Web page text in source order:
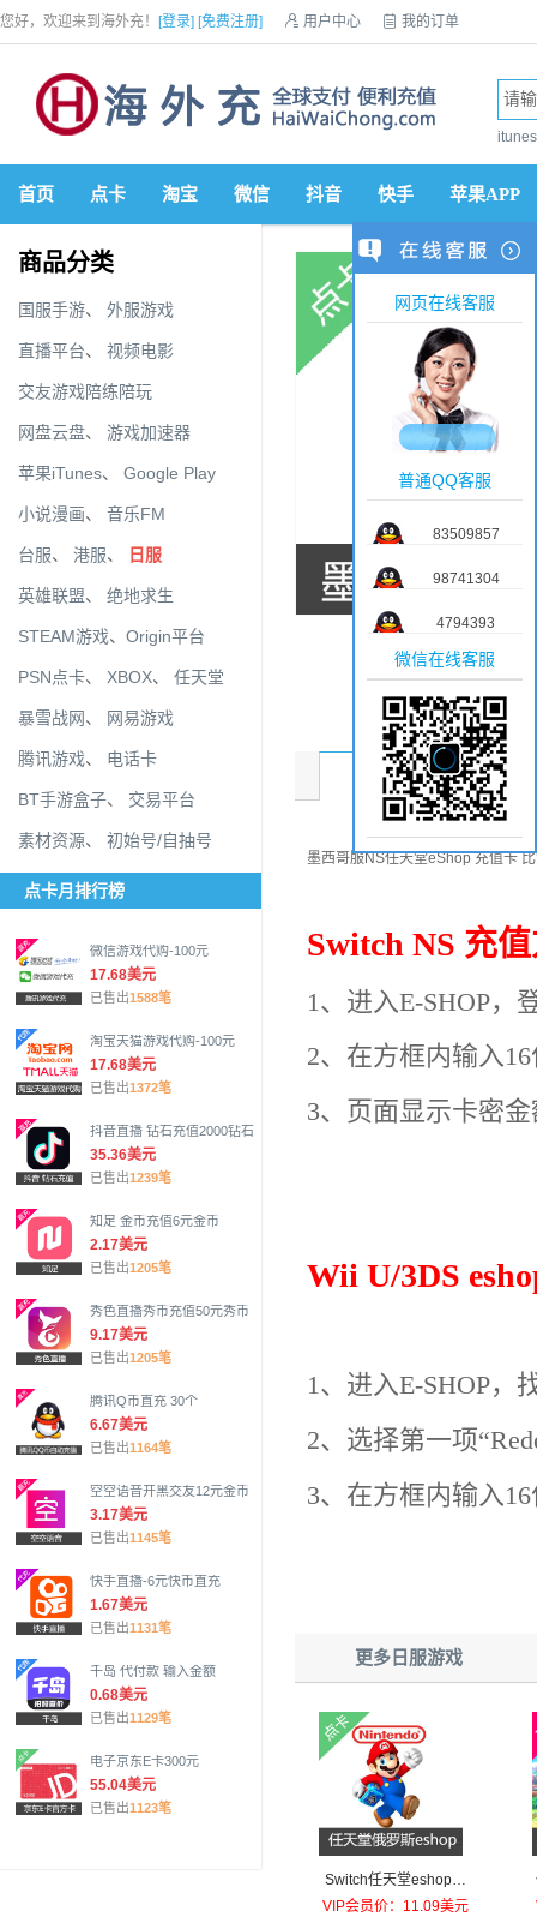
您好，欢迎来到海外充！ [登录] [免费注册]  用户中心  我的订单
首页 点卡 淘宝 微信 抖音 快手 苹果APP
商品分类
国服手游、 外服游戏
直播平台、 视频电影
交友游戏陪练陪玩
网盘云盘、 游戏加速器
苹果iTunes、 Google Play
小说漫画、 音乐FM
台服、 港服、 日服
英雄联盟、 绝地求生
STEAM游戏、 Origin平台
PSN点卡、 XBOX、 任天堂
暴雪战网、 网易游戏
腾讯游戏、 电话卡
BT手游盒子、 交易平台
素材资源、 初始号/自抽号
点卡月排行榜
微信游戏代购-100元
17.68美元
已售出1588笔
淘宝天猫游戏代购-100元
17.68美元
已售出1372笔
抖音直播 钻石充值2000钻石
35.36美元
已售出1239笔
知足 金币充值6元金币
2.17美元
已售出1205笔
秀色直播秀币充值50元秀币
9.17美元
已售出1205笔
腾讯Q币直充 30个
6.67美元
已售出1164笔
空空语音开黑交友12元金币
3.17美元
已售出1145笔
快手直播-6元快币直充
1.67美元
已售出1131笔
千岛 代付款 输入金额
0.68美元
已售出1129笔
电子京东E卡300元
55.04美元
已售出1123笔
商品介绍
墨西哥服NS任天堂eShop 充值卡
Switch NS 充
1、进入E-SHOP，
2、在方框内输入
3、页面显示卡密
Wii U/3DS
1、进入E-SHOP，
2、选择第一项
3、在方框内输入
更多日服游戏
Switch任天堂eshop俄
罗斯服卢布 NS充值点6
VIP会员价：11.09美元
网页在线客服
普通QQ客服
83509857
98741304
4794393
微信在线客服